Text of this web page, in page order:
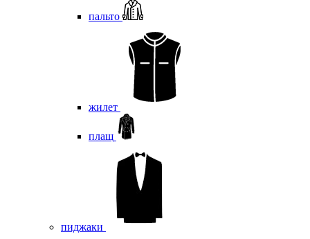
пальто
жилет
плащ
пиджаки